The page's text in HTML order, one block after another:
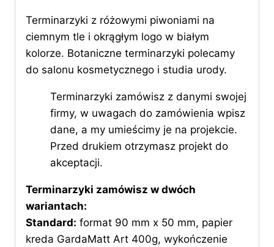
Terminarzyki z różowymi piwoniami na
ciemnym tle i okrągłym logo w białym
kolorze. Botaniczne terminarzyki polecamy
do salonu kosmetycznego i studia urody.
Terminarzyki zamówisz z danymi swojej
firmy, w uwagach do zamówienia wpisz
dane, a my umieścimy je na projekcie.
Przed drukiem otrzymasz projekt do
akceptacji.
Terminarzyki zamówisz w dwóch
wariantach:
Standard: format 90 mm x 50 mm, papier
kreda GardaMatt Art 400g, wykończenie